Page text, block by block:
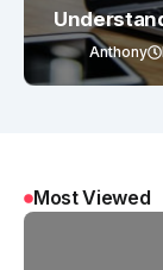
Anthony
Most Viewed